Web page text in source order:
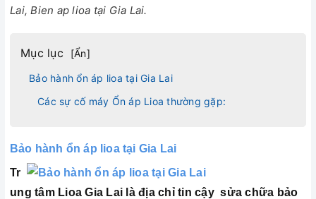
Lai, Bien ap lioa tại Gia Lai.
Mục lục [Ẩn]
Bảo hành ổn áp lioa tại Gia Lai
Các sự cố máy Ổn áp Lioa thường gặp:
Bảo hành ổn áp lioa tại Gia Lai
Tr
ung tâm Lioa Gia Lai là địa chỉ tin cậy sửa chữa bảo